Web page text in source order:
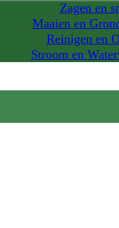
Zagen en
Maaien en
Reinigen en
Stroom en